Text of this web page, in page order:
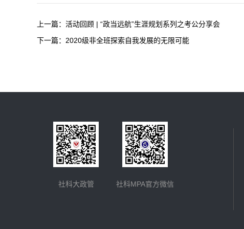
上一篇： 活动回顾 | “政当远航”生涯规划系列之考公分享会
下一篇： 2020级非全班探索自我发展的无限可能
社科大政管 社科MPA官方微信